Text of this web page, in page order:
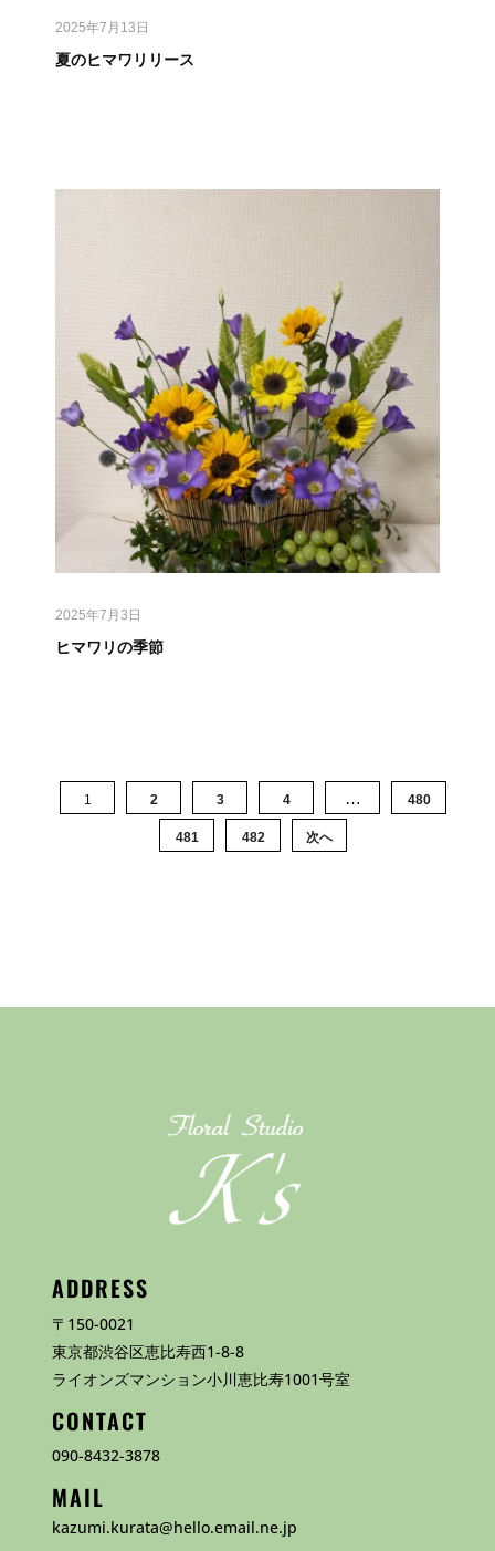
2025年7月13日
夏のヒマワリリース
2025年7月3日
ヒマワリの季節
1 2 3 4 … 480
481 482 次へ
ADDRESS
〒150-0021
東京都渋谷区恵比寿西1-8-8
ライオンズマンション小川恵比寿1001号室
CONTACT
090-8432-3878
MAIL
kazumi.kurata@hello.email.ne.jp